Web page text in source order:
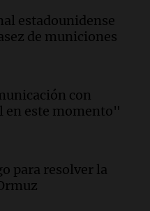
baja en el costo
León XIV con una
rostro
un papel clave en
XIV a Argentina
estadounidense
de municiones
con
en este momento"
para resolver la